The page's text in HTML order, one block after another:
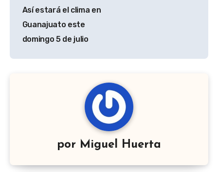
de
entradas
Así estará el clima en
Guanajuato este
domingo 5 de julio
por Miguel Huerta